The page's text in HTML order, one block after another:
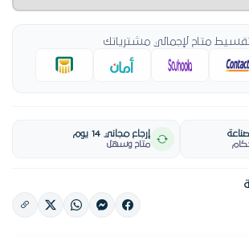
متاح لإجمالي مشترياتك
إرجاع مجاني 14 يوم
متاح وسهل